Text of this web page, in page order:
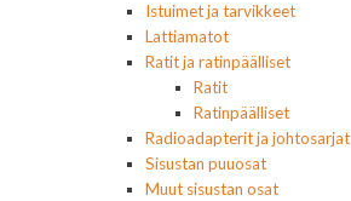
Istuimet ja tarvikkeet
Lattiamatot
Ratit ja ratinpäälliset
Ratit
Ratinpäälliset
Radioadapterit ja johtosarjat
Sisustan puuosat
Muut sisustan osat